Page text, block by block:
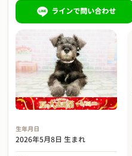
ラインで問い合わせ
生年月日
2026年5月8日 生まれ